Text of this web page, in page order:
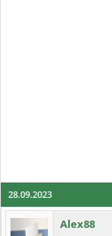
28.09.2023
Alex88